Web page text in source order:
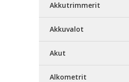
Akkutrimmerit
Akkuvalot
Akut
Alkometrit